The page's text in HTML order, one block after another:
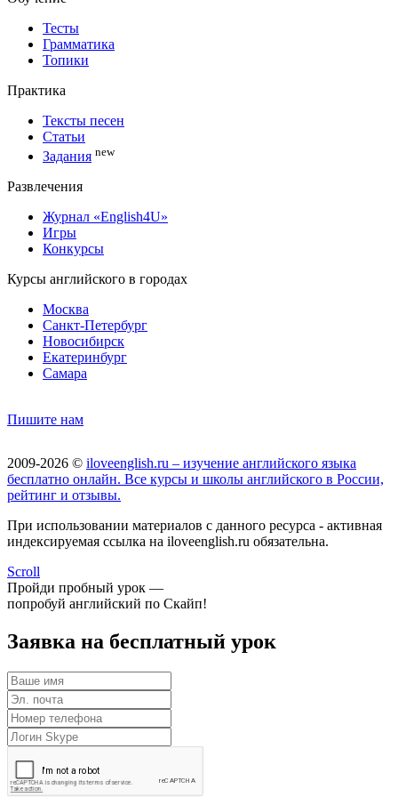
Тесты
Грамматика
Топики
Практика
Тексты песен
Статьи
Задания new
Развлечения
Журнал «English4U»
Игры
Конкурсы
Курсы английского в городах
Москва
Санкт-Петербург
Новосибирск
Екатеринбург
Самара
Пишите нам
2009-2026 © iloveenglish.ru – изучение английского языка
бесплатно онлайн. Все курсы и школы английского в России,
рейтинг и отзывы.
При использовании материалов с данного ресурса - активная
индексируемая ссылка на iloveenglish.ru обязательна.
Scroll
Пройди пробный урок —
попробуй английский по Скайп!
Заявка на бесплатный урок